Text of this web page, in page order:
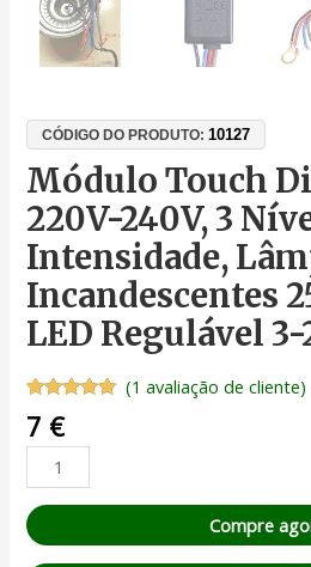
CÓDIGO DO PRODUTO:10127
Módulo Touch
220V-240V, 3
Intensidade,
Incandescentes
LED Regulável 3-
Classificado
com5.00
em 5 com
base em
1
classificação
(1 avaliação de cliente)
7 €
Compre